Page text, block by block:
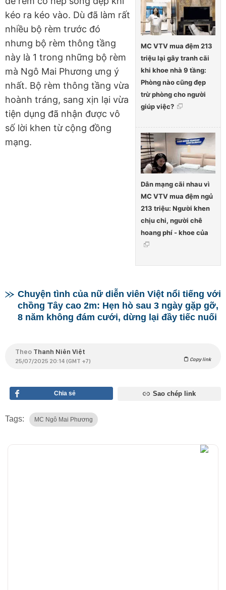
MC VTV mua đệm 213
triệu lại gây tranh cãi
khi khoe nhà 9 tầng:
Phòng nào cũng đẹp
trừ phòng cho người
giúp việc?
Dân mạng cãi nhau vì
MC VTV mua đệm ngủ
213 triệu: Người khen
chịu chi, người chê
hoang phí - khoe của
kéo ra kéo vào. Dù đã làm rất
nhiều bộ rèm trước đó
nhưng bộ rèm thông tầng
này là 1 trong những bộ rèm
mà Ngô Mai Phương ưng ý
nhất. Bộ rèm thông tầng vừa
hoành tráng, sang xịn lại vừa
tiện dụng đã nhận được vô
số lời khen từ cộng đồng
mạng.
Chuyện tình của nữ diễn viên Việt nổi tiếng với
chồng Tây cao 2m: Hẹn hò sau 3 ngày gặp gỡ,
8 năm không đám cưới, dừng lại đầy tiếc nuối
Theo Thanh Niên Việt
25/07/2025 20:14 (GMT +7) Copy link
Chia sẻ Sao chép link
Tags: MC Ngô Mai Phương